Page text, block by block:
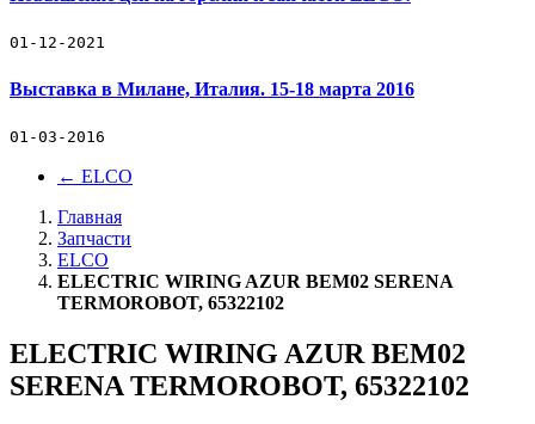
01-12-2021
Выставка в Милане, Италия. 15-18 марта 2016
01-03-2016
← ELCO
Главная
Запчасти
ELCO
ELECTRIC WIRING AZUR BEM02 SERENA
TERMOROBOT, 65322102
ELECTRIC WIRING AZUR BEM02
SERENA TERMOROBOT, 65322102